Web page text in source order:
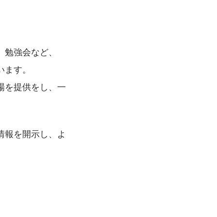
強会など、
す。
を提供をし、一
報を開示し、よ